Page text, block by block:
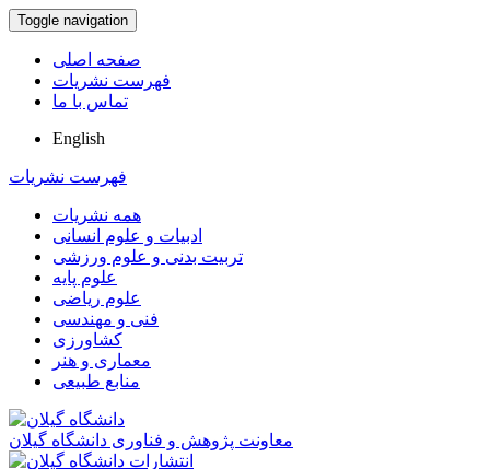
Toggle navigation
صفحه اصلی
فهرست نشریات
تماس با ما
English
فهرست نشریات
همه نشریات
ادبیات و علوم انسانی
تربیت بدنی و علوم ورزشی
علوم پایه
علوم ریاضی
فنی و مهندسی
کشاورزی
معماری و هنر
منابع طبیعی
معاونت پژوهش و فناوری دانشگاه گیلان